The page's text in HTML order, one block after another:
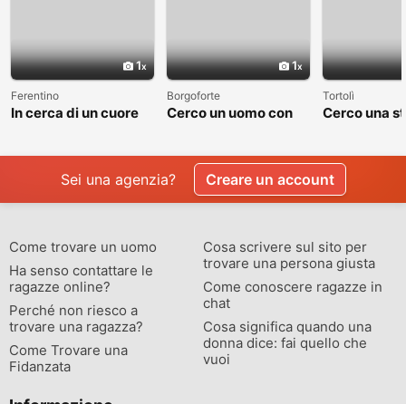
1
Ferentino
In cerca di un cuore
1
Borgoforte
Cerco un uomo con
Tortolì
Cerco una
Sei una agenzia? Creare un account
Come trovare un uomo
Ha senso contattare le
ragazze online?
Perché non riesco a
trovare una ragazza?
Come Trovare una
Fidanzata
Cosa scrivere sul sito per
trovare una persona giusta
Come conoscere ragazze in
chat
Cosa significa quando una
donna dice: fai quello che
vuoi